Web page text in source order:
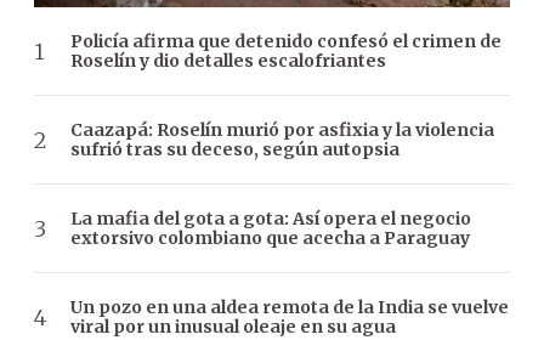
Policía afirma que detenido confesó el crimen de
Roselín y dio detalles escalofriantes
Caazapá: Roselín murió por asfixia y la violencia
sufrió tras su deceso, según autopsia
La mafia del gota a gota: Así opera el negocio
extorsivo colombiano que acecha a Paraguay
Un pozo en una aldea remota de la India se vuelve
viral por un inusual oleaje en su agua